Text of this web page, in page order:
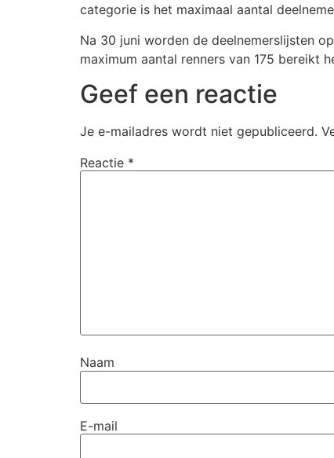
categorie is het maximaal aantal
Na 30 juni worden de deelnemerslijsten
maximum aantal renners van 175 bereikt
Geef een reactie
Je e-mailadres wordt niet gepubliceerd.
Reactie *
Naam
E-mail